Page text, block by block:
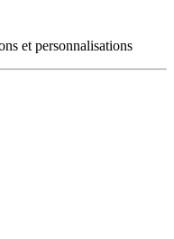
et personnalisations